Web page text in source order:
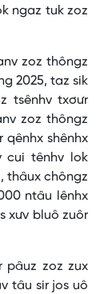
ngaz tuk zoz
zoz thôngz
2025, taz sik
tsênhv txơưr
zoz thôngz
qênhx shênhx
cui tênhv lok
thâux chôngz
ntâu lênhx
xưv bluô zuôr
pâuz zoz zux
tâu sir jos uô